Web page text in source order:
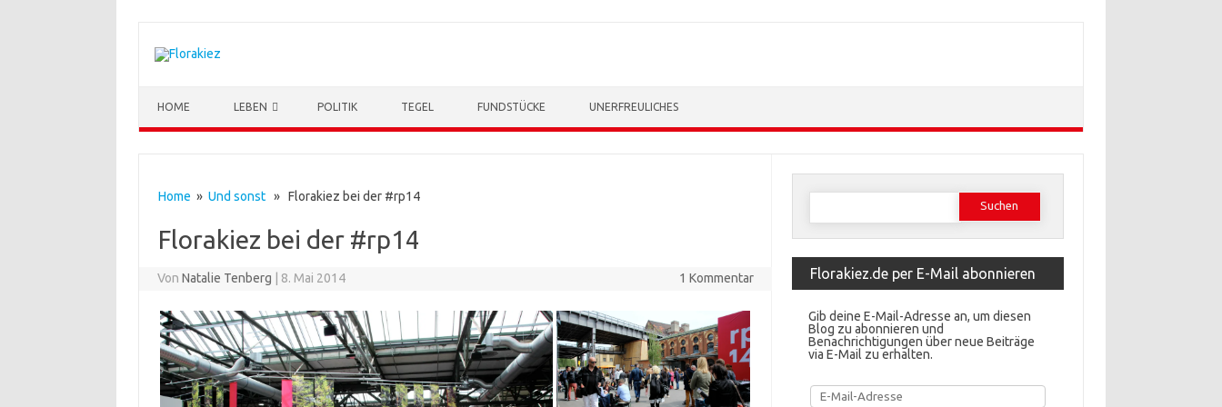
HOME LEBEN POLITIK TEGEL FUNDSTÜCKE UNERFREULICHES
Home » Und sonst» Florakiez bei der #rp14
Florakiez bei der #rp14
VonNatalie Tenberg 8. Mai 2014 1 Kommentar
Suchen
Florakiez.de per E-Mail abonnieren
Gib deine E-Mail-Adresse an, um diesen
Blog zu abonnieren und
Benachrichtigungen über neue Beiträge
via E-Mail zu erhalten.
E-
Mail-